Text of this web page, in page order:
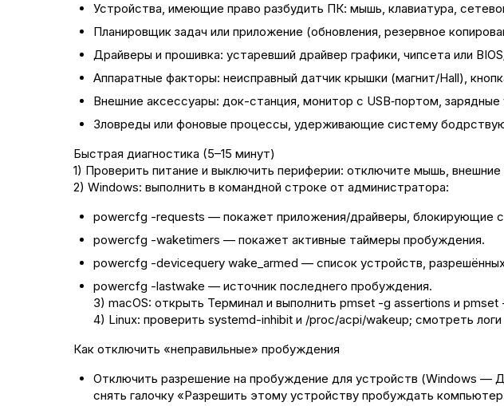
Устройства, имеющие право разбудить ПК: мышь, клавиатура,
Планировщик задач или приложение (обновления, резервное
Драйверы и прошивка: устаревший драйвер графики, чипсета или
Аппаратные факторы: неисправный датчик крышки (магнит/Hall),
Внешние аксессуары: док-станция, монитор с USB‑портом,
Зловреды или фоновые процессы, удерживающие систему
Быстрая диагностика (5–15 минут)
1) Проверить питание и выключить периферии: отключите мышь,
2) Windows: выполнить в командной строке от администратора:
powercfg -requests — покажет приложения/драйверы, блокирующие
powercfg -waketimers — покажет активные таймеры пробуждения.
powercfg -devicequery wake_armed — список устройств,
powercfg -lastwake — источник последнего пробуждения.
3) macOS: открыть Терминал и выполнить pmset -g assertions и
4) Linux: проверить systemd-inhibit и /proc/acpi/wakeup; смотреть
Как отключить «неправильные» пробуждения
Отключить разрешение на пробуждение для устройств (Windows
снять галочку «Разрешить этому устройству пробуждать